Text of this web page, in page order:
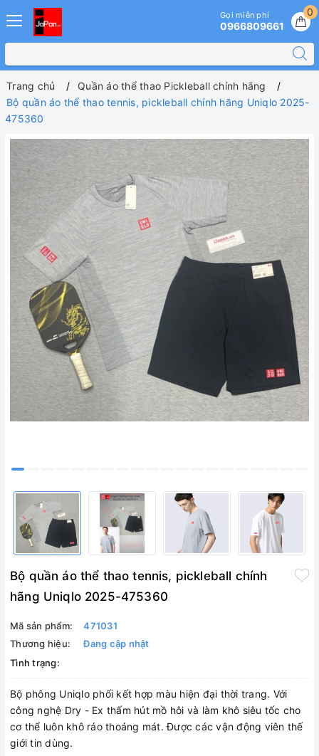
0
Gọi miễn phí
0966809661
Trang chủ
Quần áo thể thao Pickleball chính hãng
Bộ quần áo thể thao tennis, pickleball chính hãng Uniqlo 2025-
475360
Bộ quần áo thể thao tennis, pickleball chính
hãng Uniqlo 2025-475360
Mã sản phẩm:
471031
Thương hiệu:
Đang cập nhật
Tình trạng:
Bộ phông Uniqlo phối kết hợp màu hiện đại thời trang. Với
công nghệ Dry - Ex thấm hút mồ hôi và làm khô siêu tốc cho
cơ thể luôn khô ráo thoáng mát. Được các vận động viên thế
giới tin dùng.